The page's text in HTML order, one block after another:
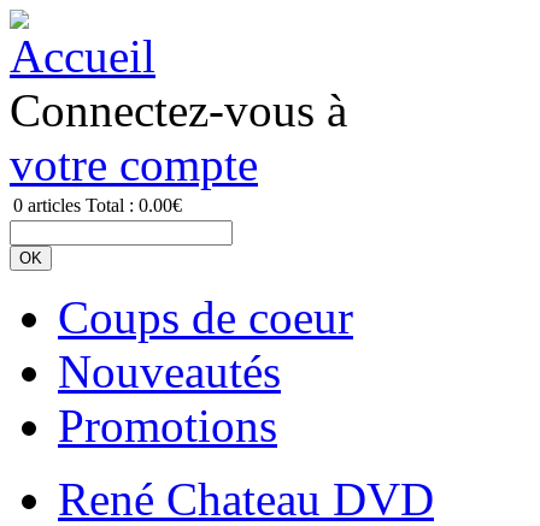
Connectez-vous à
votre compte
0 articles Total : 0.00€
Coups de coeur
Nouveautés
Promotions
René Chateau DVD